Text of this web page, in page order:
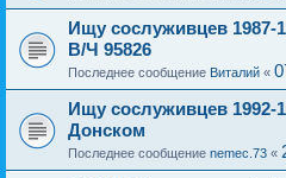
Ищу сослуживцев 1987-
В/Ч 95826
Последнее сообщение Виталий «
Ищу сослуживцев 1992-
Донском
Последнее сообщение nemec.73 «